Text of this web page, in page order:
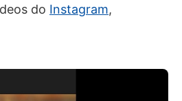
do Instagram,